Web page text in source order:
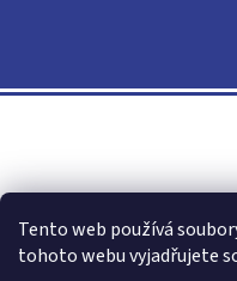
Tento web používá
tohoto webu vyjadřujete